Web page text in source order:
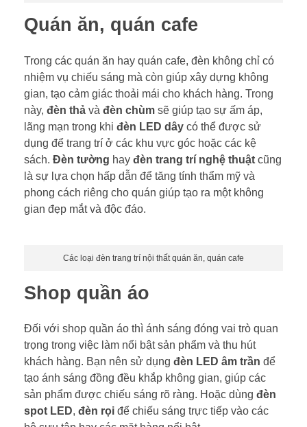
Quán ăn, quán cafe
Trong các quán ăn hay quán cafe, đèn không chỉ có
nhiệm vụ chiếu sáng mà còn giúp xây dựng không
gian, tạo cảm giác thoải mái cho khách hàng. Trong
này, đèn thả và đèn chùm sẽ giúp tạo sự ấm áp,
lãng mạn trong khi đèn LED dây có thể được sử
dụng để trang trí ở các khu vực góc hoặc các kệ
sách. Đèn tường hay đèn trang trí nghệ thuật cũng
là sự lựa chọn hấp dẫn để tăng tính thẩm mỹ và
phong cách riêng cho quán giúp tạo ra một không
gian đẹp mắt và độc đáo.
Các loại đèn trang trí nội thất quán ăn, quán cafe
Shop quần áo
Đối với shop quần áo thì ánh sáng đóng vai trò quan
trọng trong việc làm nổi bật sản phẩm và thu hút
khách hàng. Bạn nên sử dụng đèn LED âm trần để
tạo ánh sáng đồng đều khắp không gian, giúp các
sản phẩm được chiếu sáng rõ ràng. Hoặc dùng đèn
spot LED, đèn rọi để chiếu sáng trực tiếp vào các